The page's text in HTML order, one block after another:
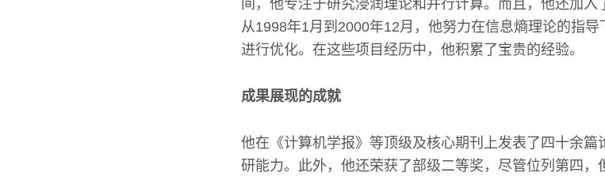
间，他专注于研究浸润理论和并行计算。而且，他还加入
从1998年1月到2000年12月，他努力在信息熵理论的指
进行优化。在这些项目经历中，他积累了宝贵的经验。
成果展现的成就
他在《计算机学报》等顶级及核心期刊上发表了四十余
研能力。此外，他还荣获了部级二等奖，尽管位列第四，